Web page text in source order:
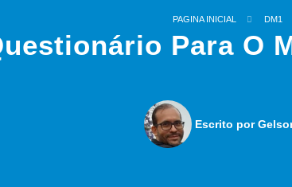
PAGINA INICIAL DM1
Para O
Escrito por